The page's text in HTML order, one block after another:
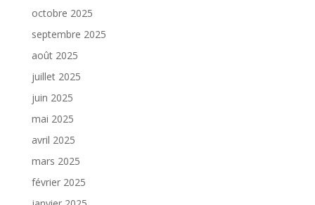
octobre 2025
septembre 2025
août 2025
juillet 2025
juin 2025
mai 2025
avril 2025
mars 2025
février 2025